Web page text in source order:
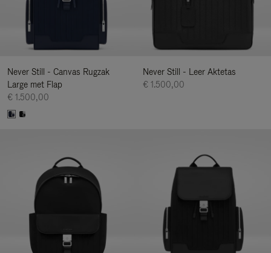
Never Still - Canvas Rugzak
Large met Flap
€ 1.500,00
Never Still - Leer Aktetas
€ 1.500,00